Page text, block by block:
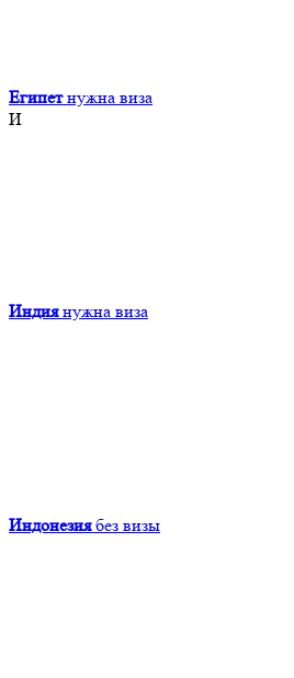
Египет нужна виза
И
Индия нужна виза
Индонезия без визы